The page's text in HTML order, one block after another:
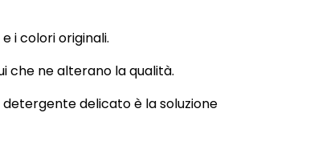
i colori originali.
che ne alterano la qualità.
delicato è la soluzione